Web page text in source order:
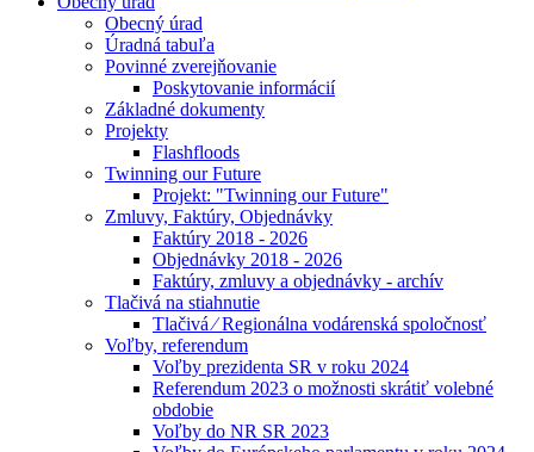
Obecný úrad
Úradná tabuľa
Povinné zverejňovanie
Poskytovanie informácií
Základné dokumenty
Projekty
Flashfloods
Twinning our Future
Projekt: "Twinning our Future"
Zmluvy, Faktúry, Objednávky
Faktúry 2018 - 2026
Objednávky 2018 - 2026
Faktúry, zmluvy a objednávky - archív
Tlačivá na stiahnutie
Tlačivá ⁄ Regionálna vodárenská spoločnosť
Voľby, referendum
Voľby prezidenta SR v roku 2024
Referendum 2023 o možnosti skrátiť volebné
obdobie
Voľby do NR SR 2023